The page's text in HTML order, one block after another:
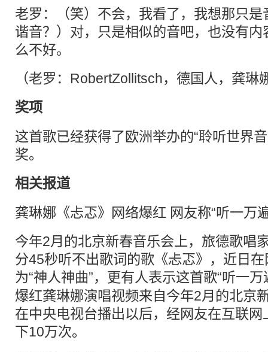
老罗：（笑）不会，我看了，我想那只
谐音？）对，只是相似的音吧，也没有
么不好。
（老罗：RobertZollitsch，德国人，龚琳
奖项
这首歌已经获得了欧洲举办的“聆听世界
奖。
相关报道
龚琳娜《忐忑》网络爆红 网友称“听一万
今年2月的北京新春音乐会上，旅德歌唱
分45秒听不出歌词的歌《忐忑》，近日
为“神人神曲”，更有人表示这首歌“听一
爆红龚琳娜演唱视频来自今年2月的北京
在中央电视台播出以后，经网友在互联
下10万次。